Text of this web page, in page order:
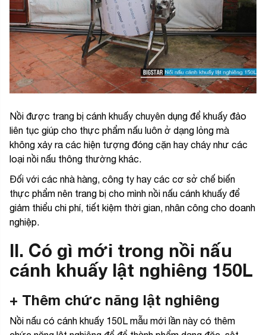
Nồi được trang bị cánh khuấy chuyên dụng để khuấy đảo
liên tục giúp cho thực phẩm nấu luôn ở dạng lỏng mà
không xảy ra các hiện tượng đóng cặn hay cháy như các
loại nồi nấu thông thường khác.
Đối với các nhà hàng, công ty hay các cơ sở chế biến
thực phẩm nên trang bị cho mình nồi nấu cánh khuấy để
giảm thiểu chi phí, tiết kiệm thời gian, nhân công cho doanh
nghiệp.
II. Có gì mới trong nồi nấu
cánh khuấy lật nghiêng 150L
+ Thêm chức năng lật nghiêng
Nồi nấu có cánh khuấy 150L mẫu mới lần này có thêm